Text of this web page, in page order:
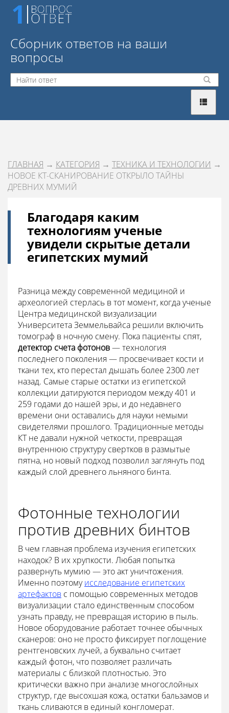
Сборник ответов на ваши
вопросы
ГЛАВНАЯ → КАТЕГОРИЯ → ТЕХНИКА И ТЕХНОЛОГИИ →
НОВОЕ КТ-СКАНИРОВАНИЕ ОТКРЫЛО ТАЙНЫ
ДРЕВНИХ МУМИЙ
Благодаря каким
технологиям ученые
увидели скрытые детали
египетских мумий
Разница между современной медициной и
археологией стерлась в тот момент, когда ученые
Центра медицинской визуализации
Университета Земмельвайса решили включить
томограф в ночную смену. Пока пациенты спят,
детектор счета фотонов— технология
последнего поколения — просвечивает кости и
ткани тех, кто перестал дышать более 2300 лет
назад. Самые старые остатки из египетской
коллекции датируются периодом между 401 и
259 годами до нашей эры, и до недавнего
времени они оставались для науки немыми
свидетелями прошлого. Традиционные методы
КТ не давали нужной четкости, превращая
внутреннюю структуру свертков в размытые
пятна, но новый подход позволил заглянуть под
каждый слой древнего льняного бинта.
Фотонные технологии
против древних бинтов
В чем главная проблема изучения египетских
находок? В их хрупкости. Любая попытка
развернуть мумию — это акт уничтожения.
Именно поэтомуисследование египетских
артефактов с помощью современных методов
визуализации стало единственным способом
узнать правду, не превращая историю в пыль.
Новое оборудование работает точнее обычных
сканеров: оно не просто фиксирует поглощение
рентгеновских лучей, а буквально считает
каждый фотон, что позволяет различать
материалы с близкой плотностью. Это
критически важно при анализе многослойных
структур, где высохшая кожа, остатки бальзамов и
ткань сливаются в единый конгломерат.